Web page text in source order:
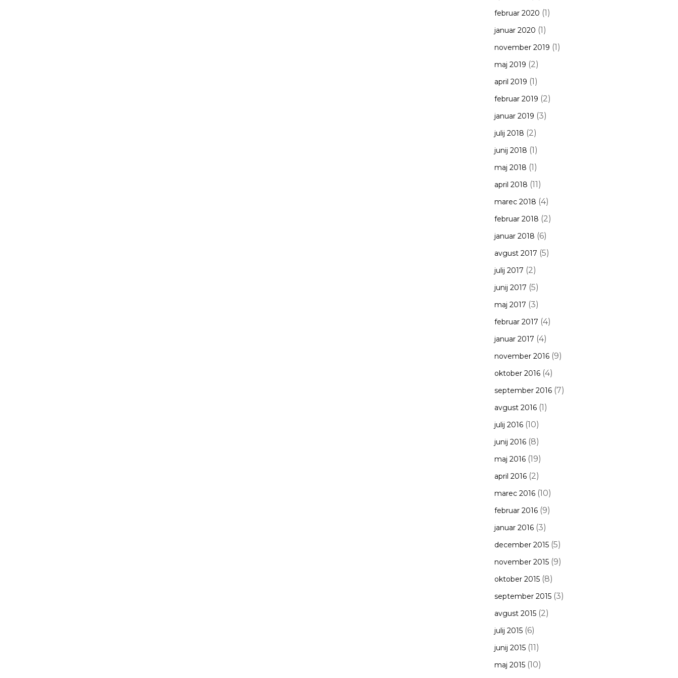
februar 2020 (1)
januar 2020 (1)
november 2019 (1)
maj 2019 (2)
april 2019 (1)
februar 2019 (2)
januar 2019 (3)
julij 2018 (2)
junij 2018 (1)
maj 2018 (1)
april 2018 (11)
marec 2018 (4)
februar 2018 (2)
januar 2018 (6)
avgust 2017 (5)
julij 2017 (2)
junij 2017 (5)
maj 2017 (3)
februar 2017 (4)
januar 2017 (4)
november 2016(9)
oktober 2016(4)
september 2016(7)
avgust 2016(1)
julij 2016(10)
junij 2016(8)
maj 2016(19)
april 2016(2)
marec 2016(10)
februar 2016(9)
januar 2016(3)
december 2015(5)
november 2015(9)
oktober 2015(8)
september 2015(3)
avgust 2015(2)
julij 2015(6)
junij 2015(11)
maj 2015(10)